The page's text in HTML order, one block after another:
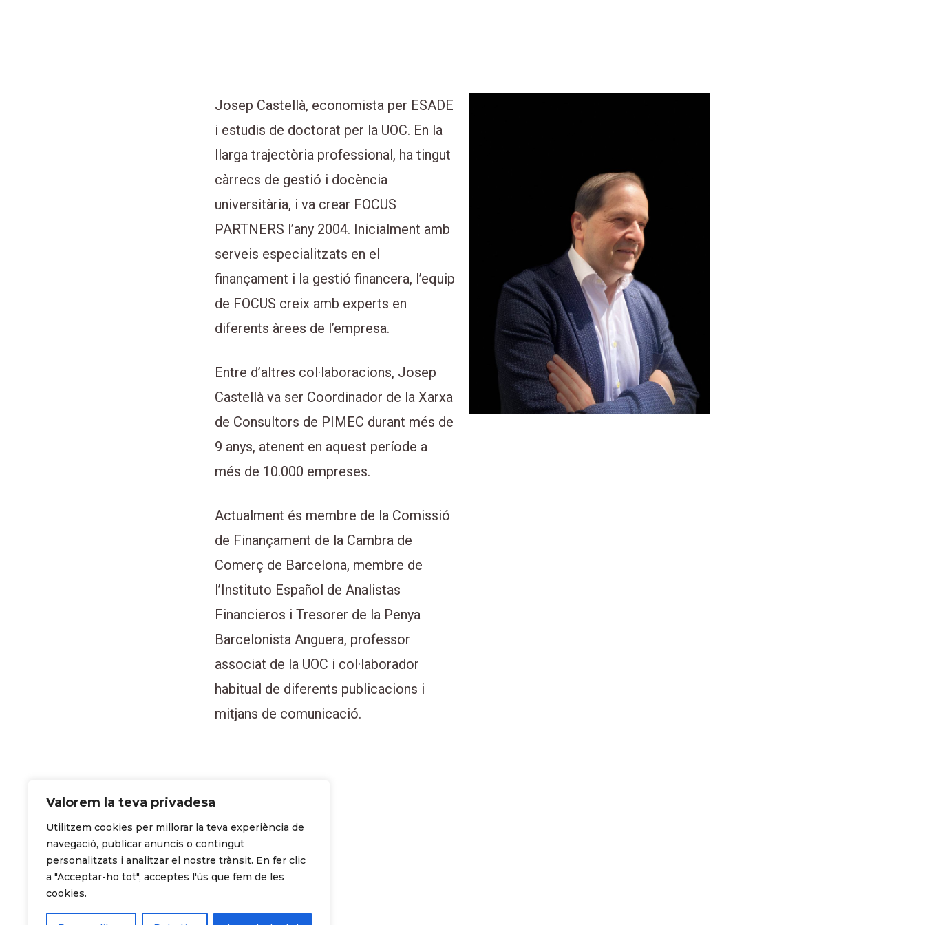
Valorem la teva privadesa
Utilitzem cookies per millorar la teva experiència de
navegació, publicar anuncis o contingut
personalitzats i analitzar el nostre trànsit. En fer clic
a "Acceptar-ho tot", acceptes l'ús que fem de les
cookies.
Josep Castellà, economista per ESADE
i estudis de doctorat per la UOC. En la
llarga trajectòria professional, ha tingut
càrrecs de gestió i docència
universitària, i va crear FOCUS
PARTNERS l’any 2004. Inicialment amb
serveis especialitzats en el
finançament i la gestió financera, l’equip
de FOCUS creix amb experts en
diferents àrees de l’empresa.
Entre d’altres col·laboracions, Josep
Castellà va ser Coordinador de la Xarxa
de Consultors de PIMEC durant més de
9 anys, atenent en aquest període a
més de 10.000 empreses.
Actualment és membre de la Comissió
de Finançament de la Cambra de
Comerç de Barcelona, membre de
l’Instituto Español de Analistas
Financieros i Tresorer de la Penya
Barcelonista Anguera, professor
associat de la UOC i col·laborador
habitual de diferents publicacions i
mitjans de comunicació.